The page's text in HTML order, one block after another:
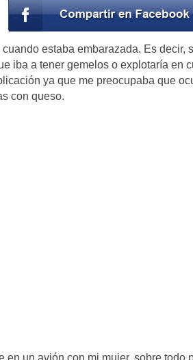
estaba embarazada. Es decir,
iba a tener gemelos o explotaría en
ya que me preocupaba que
con queso.